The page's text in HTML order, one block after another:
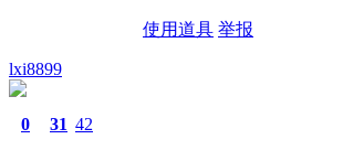
使用道具 举报
lxi8899
0 31 42